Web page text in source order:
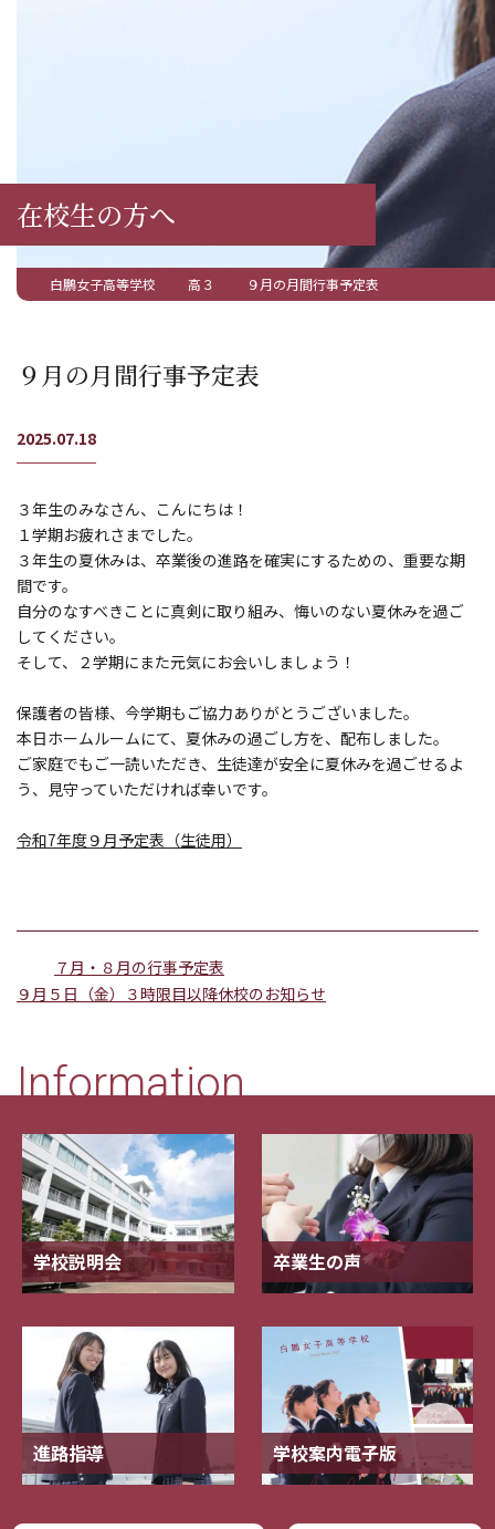
在校生の方へ
白鵬女子高等学校 高３ ９月の月間行事予定表
９月の月間行事予定表
2025.07.18
３年生のみなさん、こんにちは！
１学期お疲れさまでした。
３年生の夏休みは、卒業後の進路を確実にするための、重要な期
間です。
自分のなすべきことに真剣に取り組み、悔いのない夏休みを過ご
してください。
そして、２学期にまた元気にお会いしましょう！
保護者の皆様、今学期もご協力ありがとうございました。
本日ホームルームにて、夏休みの過ごし方を、配布しました。
ご家庭でもご一読いただき、生徒達が安全に夏休みを過ごせるよ
う、見守っていただければ幸いです。
令和7年度９月予定表（生徒用）
７月・８月の行事予定表
９月５日（金）３時限目以降休校のお知らせ
Information
学校説明会 卒業生の声
進路指導 学校案内電子版